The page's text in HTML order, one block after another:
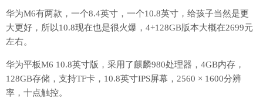
华为M6有两款，一个8.4英寸，一个10.8英寸，给孩子当然是更
大更好，所以10.8现在也是很火爆，4+128GB版本大概在2699元
左右。
华为平板M6 10.8英寸版，采用了麒麟980处理器，4GB内存，
128GB存储，支持TF卡，10.8英寸IPS屏幕，2560 × 1600分辨
率，十点触控。